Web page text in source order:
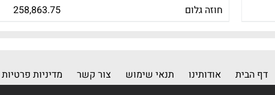
חוזה גלום
258,863.75
דף הבית אודותינו תנאי שימוש צור קשר מדיניות פרטיות